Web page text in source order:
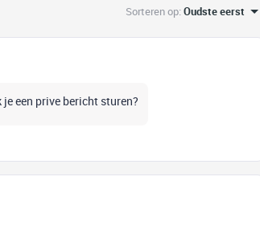
Sorteren op:Oudste eerst
een prive bericht sturen?